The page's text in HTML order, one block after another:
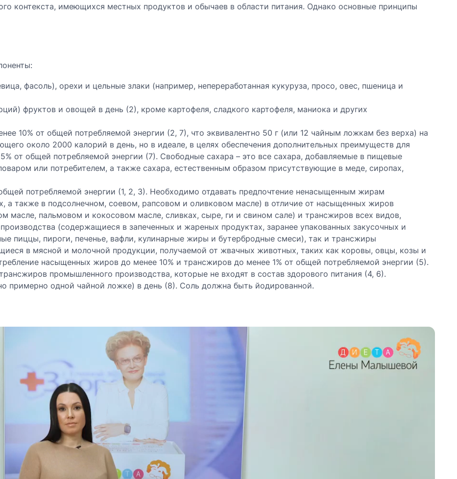
контекста, имеющихся местных продуктов и обычаев в области питания. Однако основные принципы
фасоль), орехи и цельные злаки (например, непереработанная кукуруза, просо, овес, пшеница и
фруктов и овощей в день (2), кроме картофеля, сладкого картофеля, маниока и других
10% от общей потребляемой энергии (2, 7), что эквивалентно 50 г (или 12 чайным ложкам без верха) на
около 2000 калорий в день, но в идеале, в целях обеспечения дополнительных преимуществ для
от общей потребляемой энергии (7). Свободные сахара – это все сахара, добавляемые в пищевые
или потребителем, а также сахара, естественным образом присутствующие в меде, сиропах,
потребляемой энергии (1, 2, 3). Необходимо отдавать предпочтение ненасыщенным жирам
а также в подсолнечном, соевом, рапсовом и оливковом масле) в отличие от насыщенных жиров
масле, пальмовом и кокосовом масле, сливках, сыре, ги и свином сале) и трансжиров всех видов,
(содержащиеся в запеченных и жареных продуктах, заранее упакованных закусочных и
пиццы, пироги, печенье, вафли, кулинарные жиры и бутербродные смеси), так и трансжиры
в мясной и молочной продукции, получаемой от жвачных животных, таких как коровы, овцы, козы и
насыщенных жиров до менее 10% и трансжиров до менее 1% от общей потребляемой энергии (5).
промышленного производства, которые не входят в состав здорового питания (4, 6).
примерно одной чайной ложке) в день (8). Соль должна быть йодированной.